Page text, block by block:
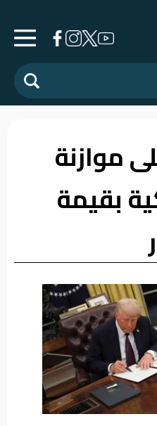
موازنة
بقيمة